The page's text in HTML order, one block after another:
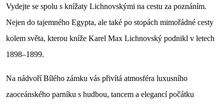
Vydejte se spolu s knížaty Lichnovskými na cestu za poznáním.
Nejen do tajemného Egypta, ale také po stopách mimořádné cesty
kolem světa, kterou kníže Karel Max Lichnovský podnikl v letech
1898–1899.
Na nádvoří Bílého zámku vás přivítá atmosféra luxusního
zaoceánského parníku s hudbou, tancem a elegancí počátku